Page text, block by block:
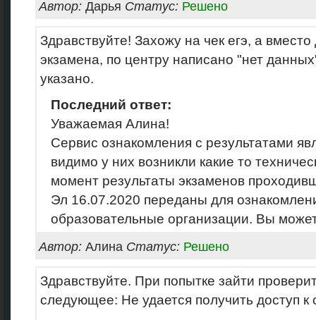
Автор: Дарья Статус: Решено
Здравствуйте! Захожу на чек егэ, а
экзамена, по центру написано "нет
указано.
Последний ответ:
Уважаемая Алина!
Сервис ознакомления с результатами
видимо у них возникли какие то
момент результаты экзаменов
Эл 16.07.2020 переданы для
образовательные организации. Вы
Автор: Алина Статус: Решено
Здравствуйте. При попытке зайти
следующее: Не удается получить доступ к